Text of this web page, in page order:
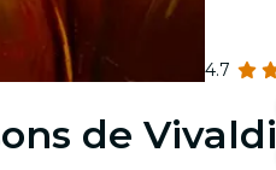
4.7
de Vivaldi